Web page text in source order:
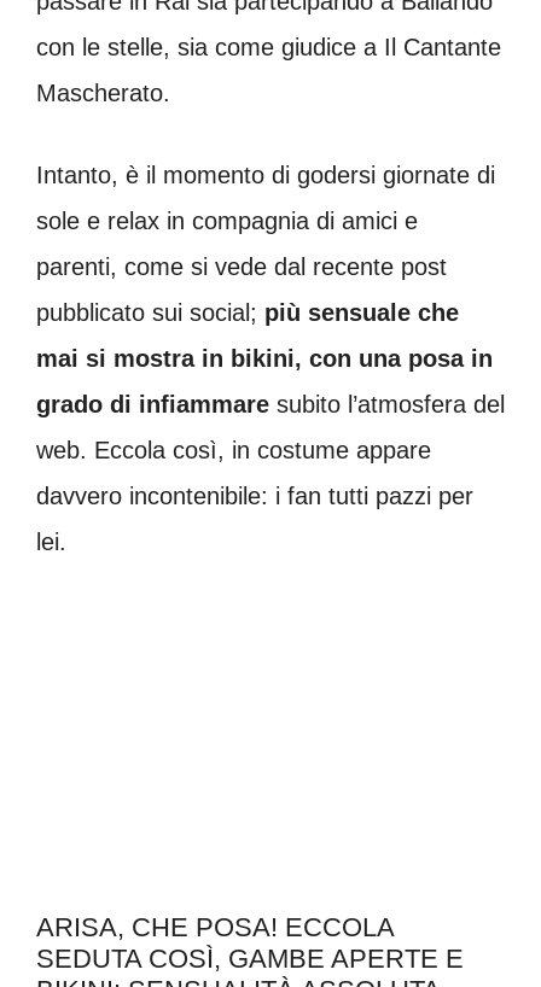
con le stelle, sia come giudice a Il Cantante
Mascherato.
Intanto, è il momento di godersi giornate di
sole e relax in compagnia di amici e
parenti, come si vede dal recente post
pubblicato sui social; più sensuale che
mai si mostra in bikini, con una posa in
grado di infiammare subito l’atmosfera del
web. Eccola così, in costume appare
davvero incontenibile: i fan tutti pazzi per
lei.
ARISA, CHE POSA! ECCOLA
SEDUTA COSÌ, GAMBE APERTE E